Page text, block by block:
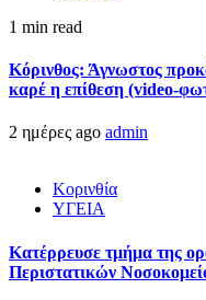
1 min read
Κόρινθος: Άγνωστος
καρέ η επίθεση (video-
2 ημέρες ago admin
Κορινθία
ΥΓΕΙΑ
Kατέρρευσε τμήμα της
Περιστατικών